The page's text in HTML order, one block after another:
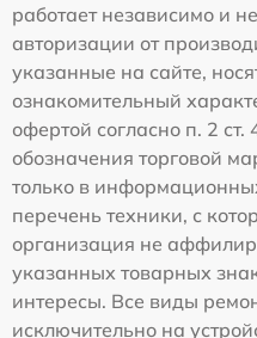
работает независимо и
авторизации от
указанные на сайте,
ознакомительный
офертой согласно п. 2
обозначения торговой
только в
перечень техники, с
организация не
указанных товарных
интересы. Все виды
исключительно на